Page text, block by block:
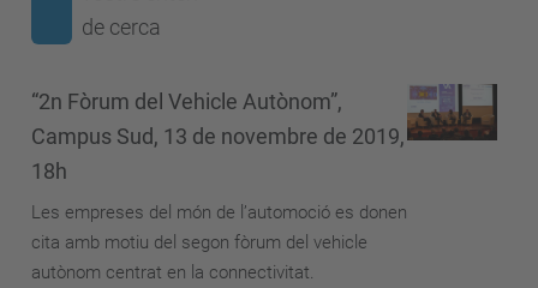
de cerca
“2n Fòrum del Vehicle Autònom”,
Campus Sud, 13 de novembre de 2019,
18h
Les empreses del món de l’automoció es donen
cita amb motiu del segon fòrum del vehicle
autònom centrat en la connectivitat.